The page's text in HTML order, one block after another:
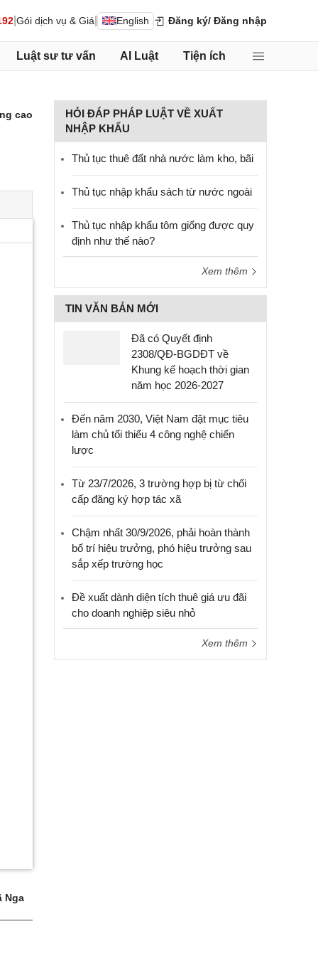
Gói dịch vụ & Giá English Đăng ký/ Đăng nhập
Luật sư tư vấn AI Luật Tiện ích
cao
Nga
HỎI ĐÁP PHÁP LUẬT VỀ XUẤT
NHẬP KHẨU
Thủ tục thuê đất nhà nước làm kho, bãi
Thủ tục nhập khẩu sách từ nước ngoài
Thủ tục nhập khẩu tôm giống được quy
định như thế nào?
Xem thêm
TIN VĂN BẢN MỚI
Đã có Quyết định
2308/QĐ-BGDĐT về
Khung kế hoạch thời gian
năm học 2026-2027
Đến năm 2030, Việt Nam đặt mục tiêu
làm chủ tối thiểu 4 công nghệ chiến
lược
Từ 23/7/2026, 3 trường hợp bị từ chối
cấp đăng ký hợp tác xã
Chậm nhất 30/9/2026, phải hoàn thành
bố trí hiệu trưởng, phó hiệu trưởng sau
sắp xếp trường học
Đề xuất dành diện tích thuê giá ưu đãi
cho doanh nghiệp siêu nhỏ
Xem thêm